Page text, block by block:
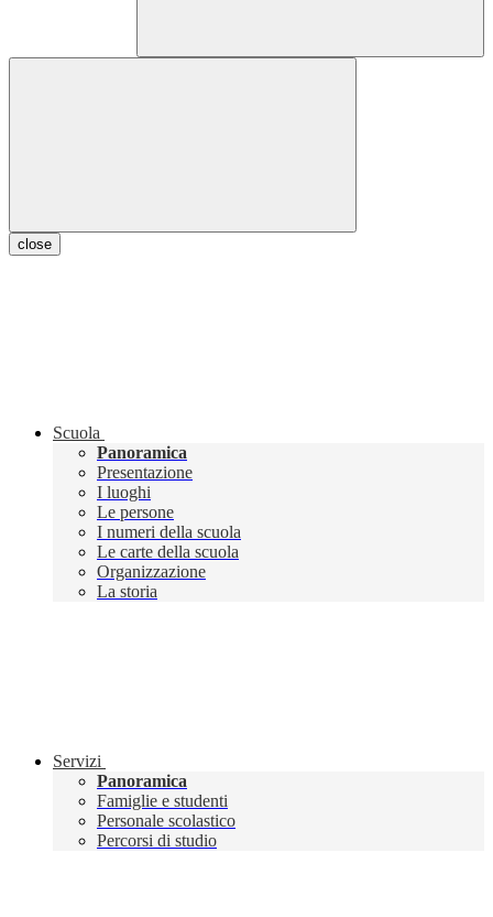
close
Scuola
Panoramica
Presentazione
I luoghi
Le persone
I numeri della scuola
Le carte della scuola
Organizzazione
La storia
Servizi
Panoramica
Famiglie e studenti
Personale scolastico
Percorsi di studio